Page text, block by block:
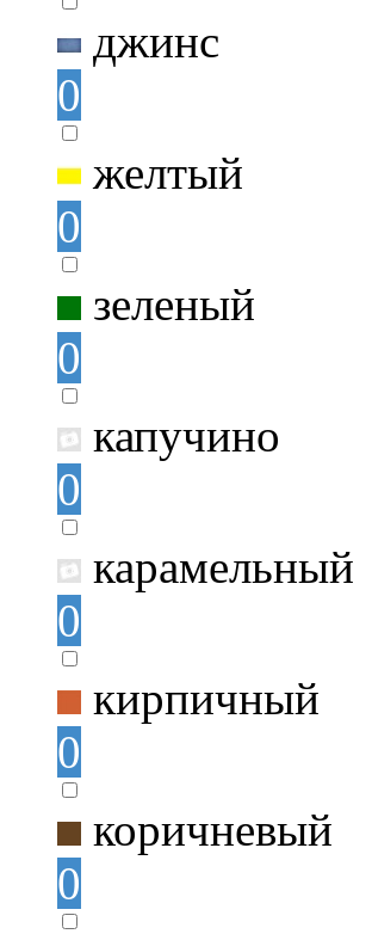
джинс
0
желтый
0
зеленый
0
капучино
0
карамельный
0
кирпичный
0
коричневый
0